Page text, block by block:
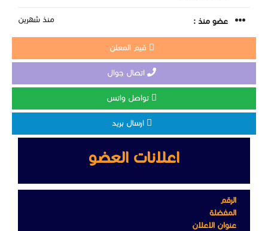
عضو منذ : منذ شهرين
قيم المعلن
اتصال جوال
تواصل واتس
ارسال بريد
اعلانات العضو
الرقم
المفضلة
عنوان الاعلان